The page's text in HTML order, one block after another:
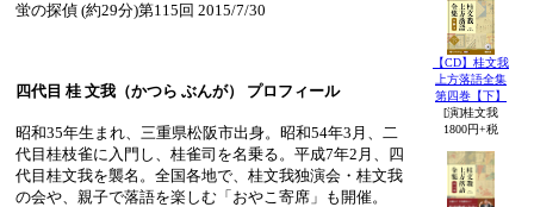
蛍の探偵 (約29分)第115回 2015/7/30
四代目 桂 文我（かつら ぶんが） プロフィール
昭和35年生まれ、三重県松阪市出身。昭和54年3月、二
代目桂枝雀に入門し、桂雀司を名乗る。平成7年2月、四
代目桂文我を襲名。全国各地で、桂文我独演会・桂文我
の会や、親子で落語を楽しむ「おやこ寄席」も開催。
【CD】桂文我
上方落語全集
第四巻【下】
[演]桂文我
1800円+税